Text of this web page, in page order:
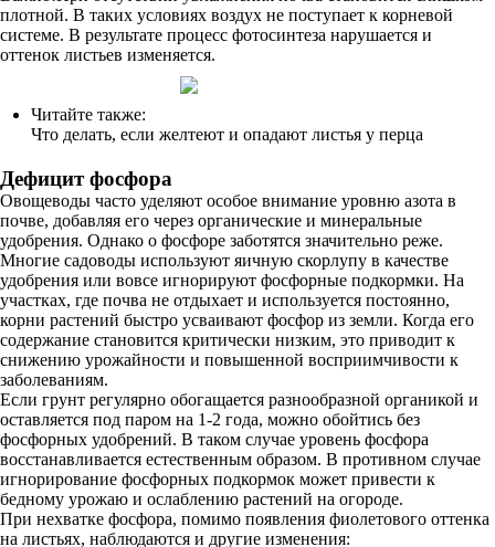
плотной. В таких условиях воздух не поступает к корневой
системе. В результате процесс фотосинтеза нарушается и
оттенок листьев изменяется.
Читайте также:
Что делать, если желтеют и опадают листья у перца
Дефицит фосфора
Овощеводы часто уделяют особое внимание уровню азота в
почве, добавляя его через органические и минеральные
удобрения. Однако о фосфоре заботятся значительно реже.
Многие садоводы используют яичную скорлупу в качестве
удобрения или вовсе игнорируют фосфорные подкормки. На
участках, где почва не отдыхает и используется постоянно,
корни растений быстро усваивают фосфор из земли. Когда его
содержание становится критически низким, это приводит к
снижению урожайности и повышенной восприимчивости к
заболеваниям.
Если грунт регулярно обогащается разнообразной органикой и
оставляется под паром на 1-2 года, можно обойтись без
фосфорных удобрений. В таком случае уровень фосфора
восстанавливается естественным образом. В противном случае
игнорирование фосфорных подкормок может привести к
бедному урожаю и ослаблению растений на огороде.
При нехватке фосфора, помимо появления фиолетового оттенка
на листьях, наблюдаются и другие изменения: